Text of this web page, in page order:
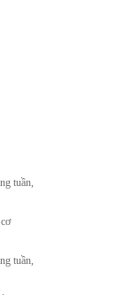
tuần,
tuần,